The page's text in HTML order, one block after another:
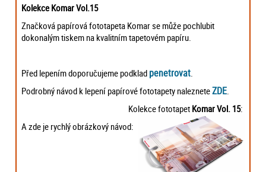
Kolekce Komar Vol.15
Značková papírová fototapeta Komar se může pochlubit
dokonalým tiskem na kvalitním tapetovém papíru.
Před lepením doporučujeme podklad penetrovat
Podrobný návod k lepení papírové fototapety nalezneteZDE
Kolekce fototapet Komar Vol. 15:
A zde je rychlý obrázkový návod: